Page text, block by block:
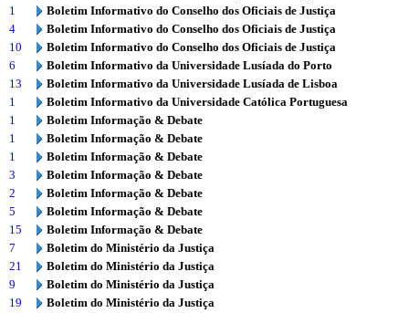
1
Boletim Informativo do Conselho dos Oficiais de Justiça
4
Boletim Informativo do Conselho dos Oficiais de Justiça
10
Boletim Informativo do Conselho dos Oficiais de Justiça
6
Boletim Informativo da Universidade Lusíada do Porto
13
Boletim Informativo da Universidade Lusíada de Lisboa
1
Boletim Informativo da Universidade Católica Portuguesa
1
Boletim Informação & Debate
1
Boletim Informação & Debate
1
Boletim Informação & Debate
3
Boletim Informação & Debate
2
Boletim Informação & Debate
5
Boletim Informação & Debate
15
Boletim Informação & Debate
7
Boletim do Ministério da Justiça
21
Boletim do Ministério da Justiça
9
Boletim do Ministério da Justiça
19
Boletim do Ministério da Justiça